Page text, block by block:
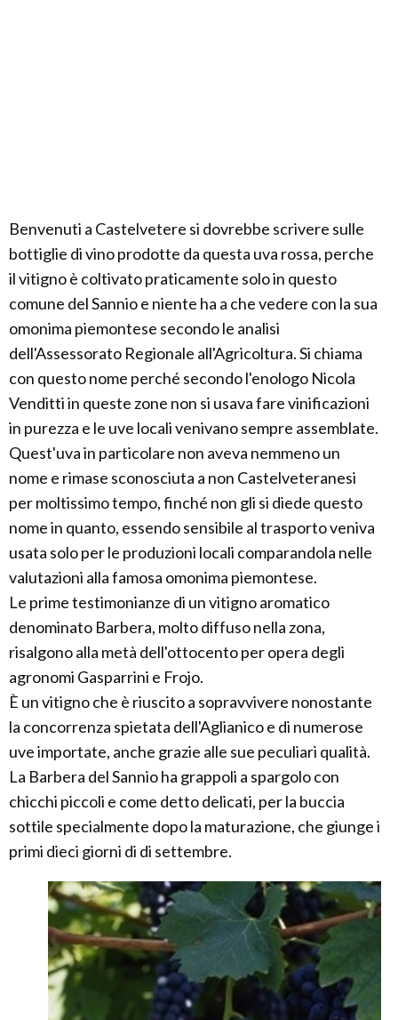
Benvenuti a Castelvetere si dovrebbe scrivere sulle
bottiglie di vino prodotte da questa uva rossa, perche
il vitigno è coltivato praticamente solo in questo
comune del Sannio e niente ha a che vedere con la sua
omonima piemontese secondo le analisi
dell'Assessorato Regionale all'Agricoltura. Si chiama
con questo nome perché secondo l'enologo Nicola
Venditti in queste zone non si usava fare vinificazioni
in purezza e le uve locali venivano sempre assemblate.
Quest'uva in particolare non aveva nemmeno un
nome e rimase sconosciuta a non Castelveteranesi
per moltissimo tempo, finché non gli si diede questo
nome in quanto, essendo sensibile al trasporto veniva
usata solo per le produzioni locali comparandola nelle
valutazioni alla famosa omonima piemontese.
Le prime testimonianze di un vitigno aromatico
denominato Barbera, molto diffuso nella zona,
risalgono alla metà dell'ottocento per opera degli
agronomi Gasparrini e Frojo.
È un vitigno che è riuscito a sopravvivere nonostante
la concorrenza spietata dell'Aglianico e di numerose
uve importate, anche grazie alle sue peculiari qualità.
La Barbera del Sannio ha grappoli a spargolo con
chicchi piccoli e come detto delicati, per la buccia
sottile specialmente dopo la maturazione, che giunge i
primi dieci giorni di di settembre.